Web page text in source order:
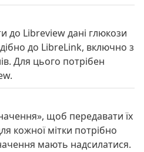
до Libreview дані глюкози
до LibreLink, включно з
Для цього потрібен
щоб передавати їх
кожної мітки потрібно
мають надсилатися.